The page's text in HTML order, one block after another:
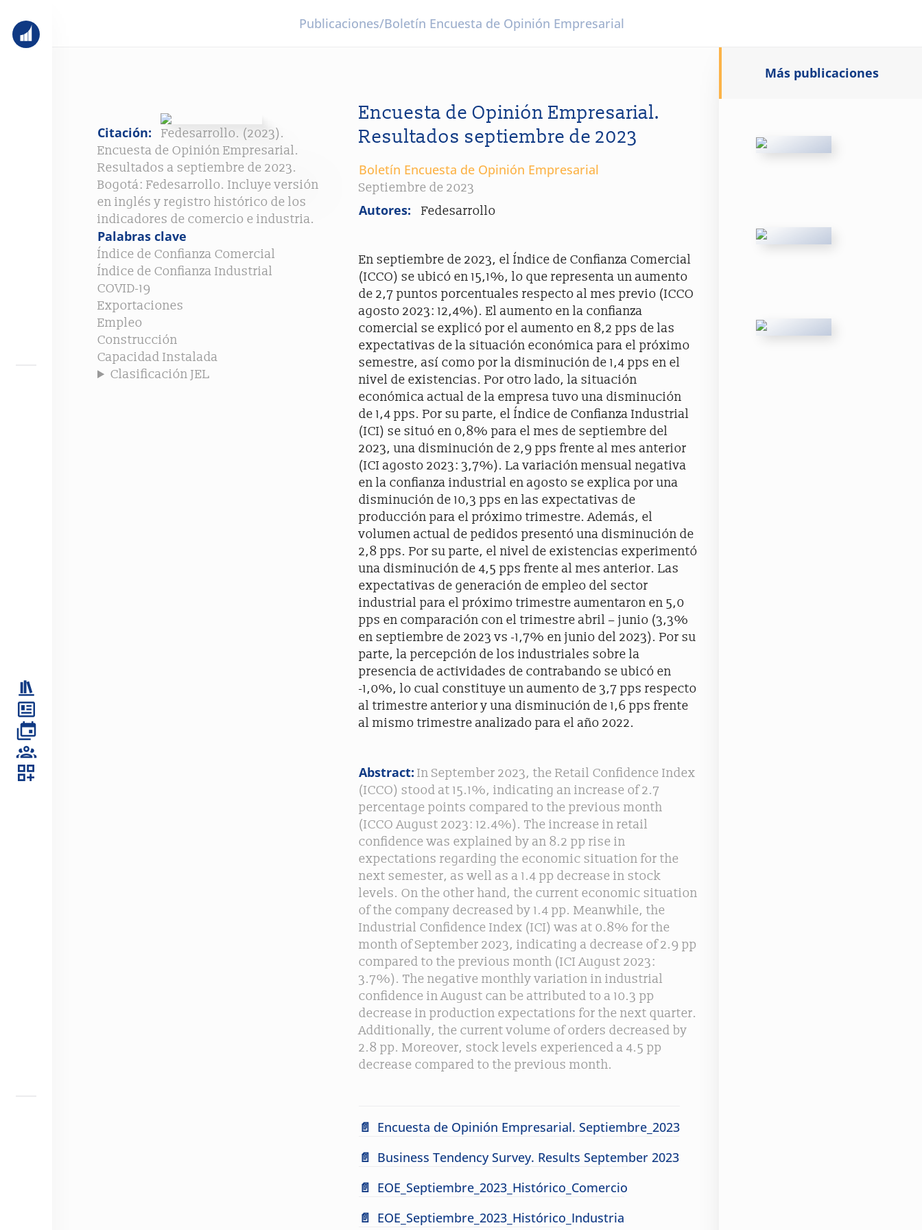
Publicaciones/Boletín Encuesta de Opinión Empresarial
Citación:
Fedesarrollo. (2023).
Encuesta de Opinión Empresarial.
Resultados a septiembre de 2023.
Bogotá: Fedesarrollo. Incluye versión
en inglés y registro histórico de los
indicadores de comercio e industria.
Palabras clave
Índice de Confianza Comercial
Índice de Confianza Industrial
COVID-19
Exportaciones
Empleo
Construcción
Capacidad Instalada
Clasificación JEL
Encuesta de Opinión Empresarial.
Resultados septiembre de 2023
Boletín Encuesta de Opinión Empresarial
Septiembre de 2023
Autores: Fedesarrollo
En septiembre de 2023, el Índice de Confianza Comercial
(ICCO) se ubicó en 15,1%, lo que representa un aumento
de 2,7 puntos porcentuales respecto al mes previo (ICCO
agosto 2023: 12,4%). El aumento en la confianza
comercial se explicó por el aumento en 8,2 pps de las
expectativas de la situación económica para el próximo
semestre, así como por la disminución de 1,4 pps en el
nivel de existencias. Por otro lado, la situación
económica actual de la empresa tuvo una disminución
de 1,4 pps. Por su parte, el Índice de Confianza Industrial
(ICI) se situó en 0,8% para el mes de septiembre del
2023, una disminución de 2,9 pps frente al mes anterior
(ICI agosto 2023: 3,7%). La variación mensual negativa
en la confianza industrial en agosto se explica por una
disminución de 10,3 pps en las expectativas de
producción para el próximo trimestre. Además, el
volumen actual de pedidos presentó una disminución de
2,8 pps. Por su parte, el nivel de existencias experimentó
una disminución de 4,5 pps frente al mes anterior. Las
expectativas de generación de empleo del sector
industrial para el próximo trimestre aumentaron en 5,0
pps en comparación con el trimestre abril – junio (3,3%
en septiembre de 2023 vs -1,7% en junio del 2023). Por su
parte, la percepción de los industriales sobre la
presencia de actividades de contrabando se ubicó en
-1,0%, lo cual constituye un aumento de 3,7 pps respecto
al trimestre anterior y una disminución de 1,6 pps frente
al mismo trimestre analizado para el año 2022.
Abstract: In September 2023, the Retail Confidence Index
(ICCO) stood at 15.1%, indicating an increase of 2.7
percentage points compared to the previous month
(ICCO August 2023: 12.4%). The increase in retail
confidence was explained by an 8.2 pp rise in
expectations regarding the economic situation for the
next semester, as well as a 1.4 pp decrease in stock
levels. On the other hand, the current economic situation
of the company decreased by 1.4 pp. Meanwhile, the
Industrial Confidence Index (ICI) was at 0.8% for the
month of September 2023, indicating a decrease of 2.9 pp
compared to the previous month (ICI August 2023:
3.7%). The negative monthly variation in industrial
confidence in August can be attributed to a 10.3 pp
decrease in production expectations for the next quarter.
Additionally, the current volume of orders decreased by
2.8 pp. Moreover, stock levels experienced a 4.5 pp
decrease compared to the previous month.
Encuesta de Opinión Empresarial. Septiembre_2023
Business Tendency Survey. Results September 2023
EOE_Septiembre_2023_Histórico_Comercio
EOE_Septiembre_2023_Histórico_Industria
Más publicaciones